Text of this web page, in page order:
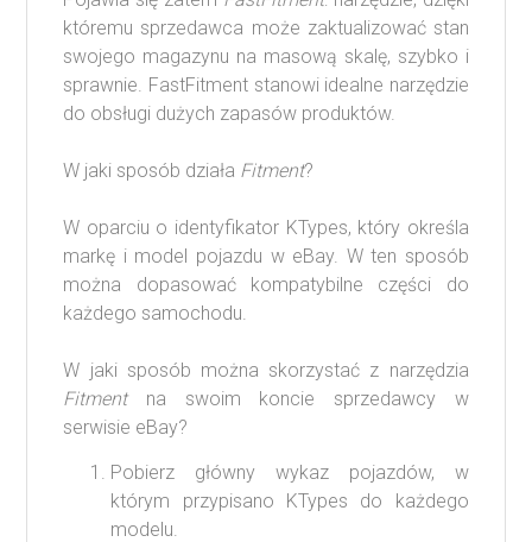
któremu sprzedawca może zaktualizować stan
swojego magazynu na masową skalę, szybko i
sprawnie. FastFitment stanowi idealne narzędzie
do obsługi dużych zapasów produktów.
W jaki sposób działa Fitment?
W oparciu o identyfikator KTypes, który określa
markę i model pojazdu w eBay. W ten sposób
można dopasować kompatybilne części do
każdego samochodu.
W jaki sposób można skorzystać z narzędzia
Fitmentna swoim koncie sprzedawcy w
serwisie eBay?
Pobierz główny wykaz pojazdów, w
którym przypisano KTypes do każdego
modelu.